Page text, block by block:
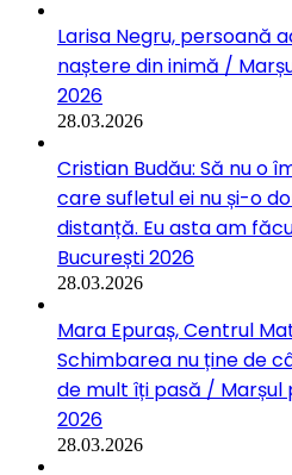
Larisa Negru, persoană
naștere din inimă /
2026
28.03.2026
Cristian Budău: Să nu o
care sufletul ei nu și-o
distanță. Eu asta am
București 2026
28.03.2026
Mara Epuraș, Centrul
Schimbarea nu ține de
de mult îți pasă / Marșul
2026
28.03.2026